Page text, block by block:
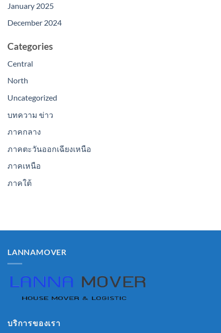
January 2025
December 2024
Categories
Central
North
Uncategorized
บทความ ข่าว
ภาคกลาง
ภาคตะวันออกเฉียงเหนือ
ภาคเหนือ
ภาคใต้
LANNAMOVER
บริการของเรา